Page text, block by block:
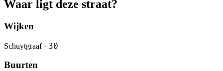
Waar ligt deze straat?
Wijken
Schuytgraaf · 30
Buurten